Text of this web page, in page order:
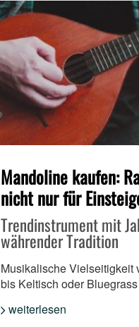
Mandoline kaufen:
nicht nur für
Trendinstrument mit
währender Tradition
Musikalische Vielseitigkeit
bis Keltisch oder Bluegrass
weiterlesen